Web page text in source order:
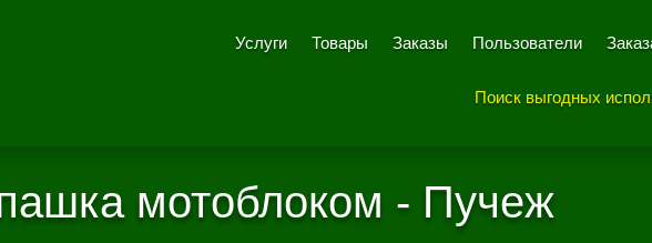
Услуги Товары Заказы Пользователи
Поиск выгодных
мотоблоком - Пучеж